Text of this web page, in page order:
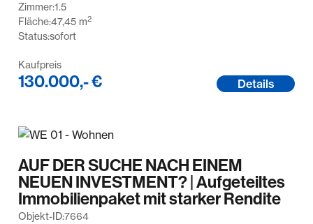
Zimmer:1.5
Fläche:47,45 m2
Status:sofort
Kaufpreis
130.000,- € Details
AUF DER SUCHE NACH EINEM
NEUEN INVESTMENT? | Aufgeteiltes
Immobilienpaket mit starker Rendite
Objekt-ID:7664